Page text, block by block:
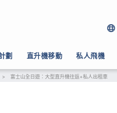
劃 直升機移動 私人飛機
> 富士山全日遊：大型直升機往返+私人出租車